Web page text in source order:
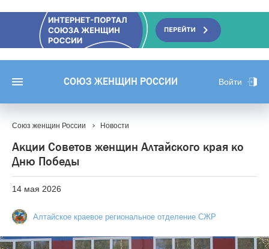
СОЮЗ ЖЕНЩИН РОССИИ Войти
Союз женщин России Новости
Акции Советов женщин Алтайского края ко
Дню Победы
14 мая 2026
Алтайское краевое региональное отделение СЖР